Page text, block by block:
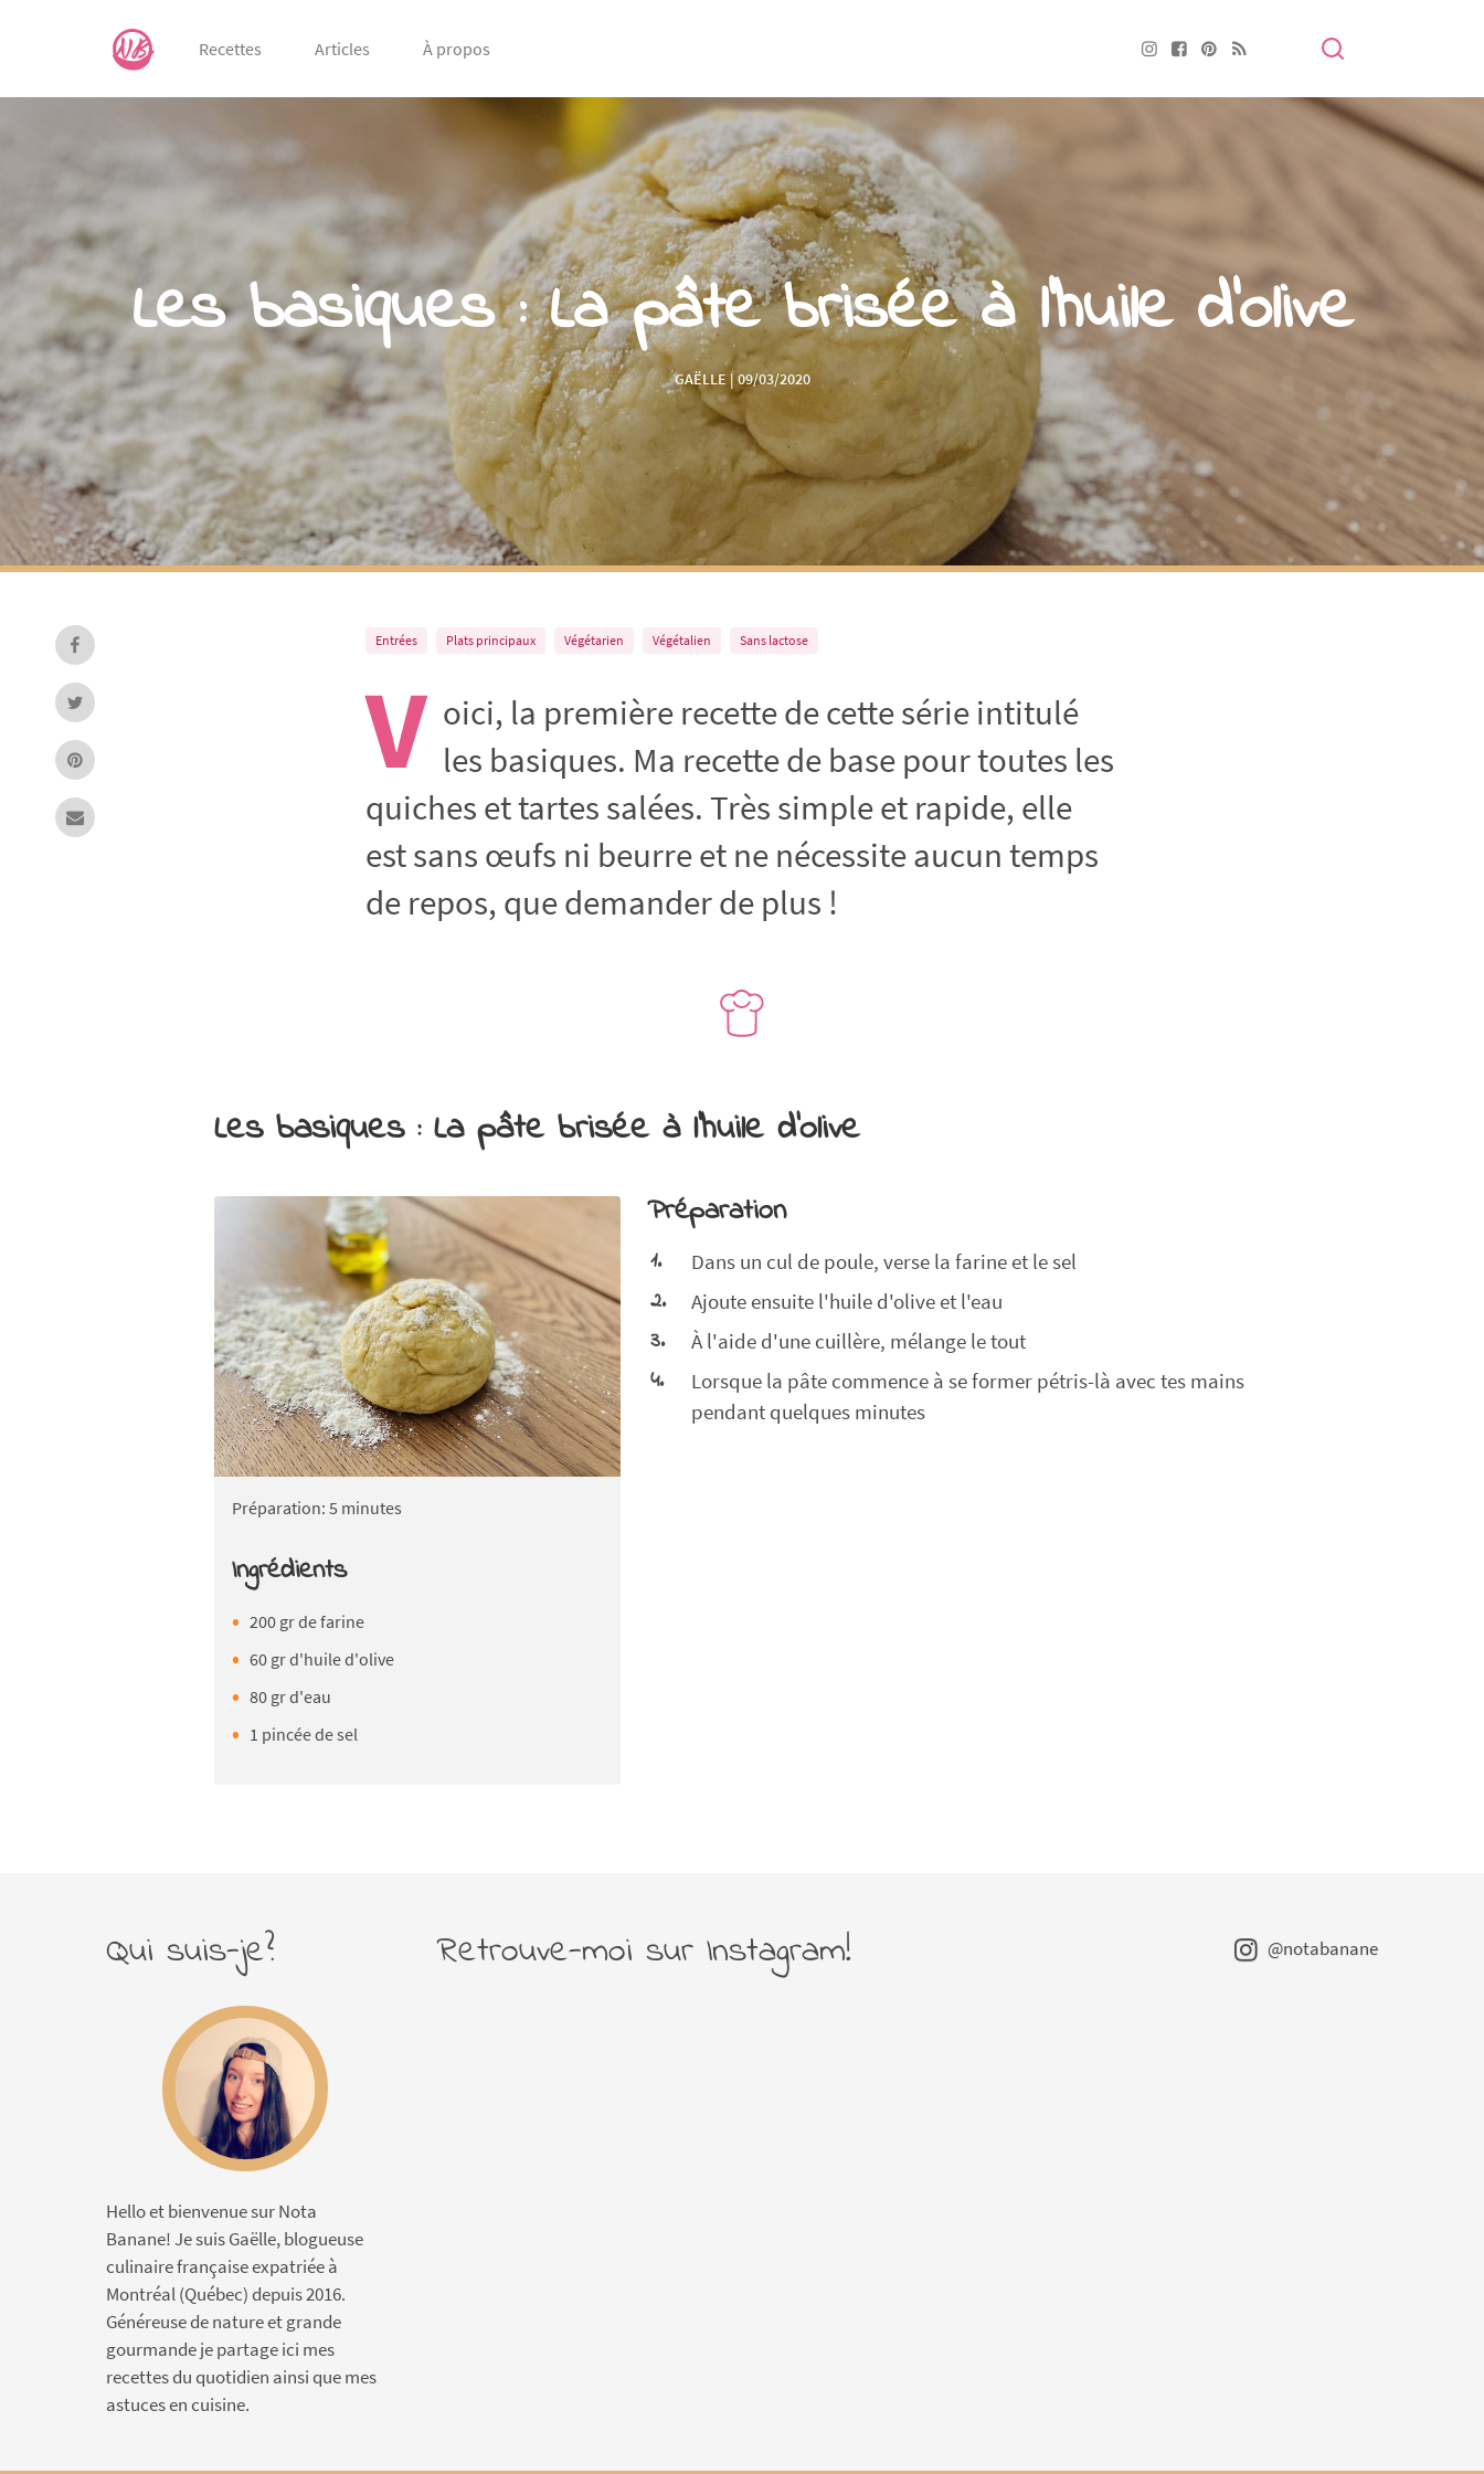
Recettes Articles À propos
Les basiques : La pâte brisée à l'huile d'olive
GAËLLE | 09/03/2020
Entrées Plats principaux Végétarien Végétalien Sans lactose
V oici, la première recette de cette série intitulé
les basiques. Ma recette de base pour toutes les
quiches et tartes salées. Très simple et rapide, elle
est sans œufs ni beurre et ne nécessite aucun temps
de repos, que demander de plus !
Les basiques : La pâte brisée à l'huile d'olive
Préparation: 5 minutes
Ingrédients
200 gr de farine
60 gr d'huile d'olive
80 gr d'eau
1 pincée de sel
Préparation
Dans un cul de poule, verse la farine et le sel
Ajoute ensuite l'huile d'olive et l'eau
À l'aide d'une cuillère, mélange le tout
Lorsque la pâte commence à se former pétris-là avec tes mains
pendant quelques minutes
Qui suis-je?
Hello et bienvenue sur Nota
Banane! Je suis Gaëlle, blogueuse
culinaire française expatriée à
Montréal (Québec) depuis 2016.
Généreuse de nature et grande
gourmande je partage ici mes
recettes du quotidien ainsi que mes
astuces en cuisine.
@notabanane
Retrouve-moi sur Instagram!